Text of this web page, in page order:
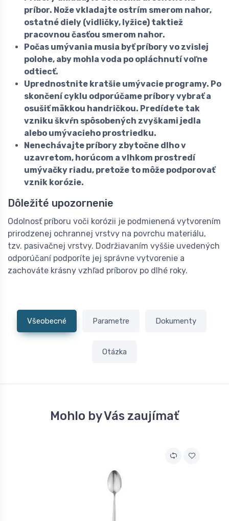
príbor. Nože vkladajte ostrím smerom nahor,
ostatné diely (vidličky, lyžice) taktiež
pracovnou časťou smerom nahor.
Počas umývania musia byť príbory vo zvislej
polohe, aby mohla voda po opláchnutí voľne
odtiecť.
Uprednostnite kratšie umývacie programy. Po
skončení cyklu odporúčame príbory vybrať a
osušiť mäkkou handričkou. Predídete tak
vzniku škvŕn spôsobených zvyškami jedla
alebo umývacieho prostriedku.
Nenechávajte príbory zbytočne dlho v
uzavretom, horúcom a vlhkom prostredí
umývačky riadu, pretože to môže podporovať
vznik korózie.
Dôležité upozornenie
Odolnosť príboru voči korózii je podmienená vytvorením
prirodzenej ochrannej vrstvy na povrchu materiálu,
tzv. pasivačnej vrstvy. Dodržiavaním vyššie uvedených
odporúčaní podporíte jej správne vytvorenie a
zachováte krásny vzhľad príborov po dlhé roky.
Všeobecné Parametre Dokumenty
Otázka
Mohlo by Vás zaujímať